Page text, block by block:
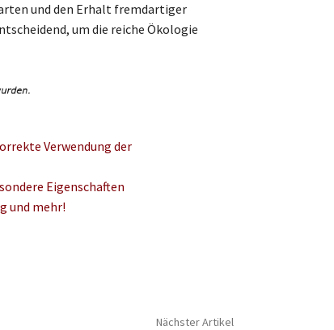
und den Erhalt fremdartiger
um die reiche Ökologie
Verwendung der
Eigenschaften
und mehr!
Nächster Artikel